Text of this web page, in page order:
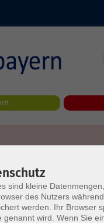
sind kleine
des Nutzers
werden. Ihr Browser
genannt wird. Wenn Sie